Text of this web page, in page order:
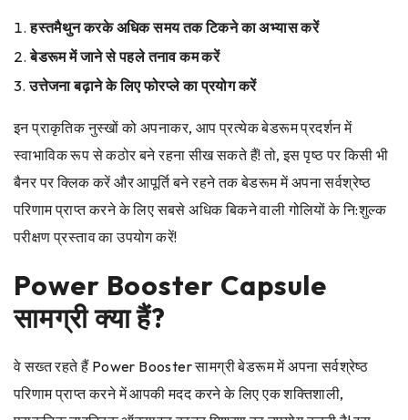
हस्तमैथुन करके अधिक समय तक टिकने का अभ्यास करें
बेडरूम में जाने से पहले तनाव कम करें
उत्तेजना बढ़ाने के लिए फोरप्ले का प्रयोग करें
इन प्राकृतिक नुस्खों को अपनाकर, आप प्रत्येक बेडरूम प्रदर्शन में
स्वाभाविक रूप से कठोर बने रहना सीख सकते हैं! तो, इस पृष्ठ पर किसी भी
बैनर पर क्लिक करें और आपूर्ति बने रहने तक बेडरूम में अपना सर्वश्रेष्ठ
परिणाम प्राप्त करने के लिए सबसे अधिक बिकने वाली गोलियों के नि:शुल्क
परीक्षण प्रस्ताव का उपयोग करें!
Power Booster Capsule
सामग्री क्या हैं?
वे सख्त रहते हैं Power Booster सामग्री बेडरूम में अपना सर्वश्रेष्ठ
परिणाम प्राप्त करने में आपकी मदद करने के लिए एक शक्तिशाली,